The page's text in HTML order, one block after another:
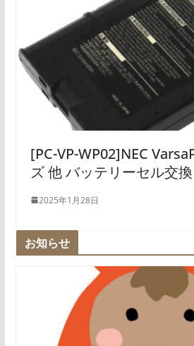
[PC-VP-WP02]NEC
ズ 他 バッテリーセル交換
2025年1月28日
お知らせ